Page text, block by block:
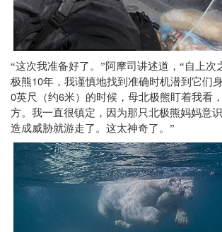
“这次我准备好了。”阿摩司讲述道，“自上次
极熊10年，我谨慎地找到准确时机潜到它们
0英尺（约6米）的时候，母北极熊盯着我看
方。我一直很镇定，因为那只北极熊妈妈意
造成威胁就游走了。这太神奇了。”